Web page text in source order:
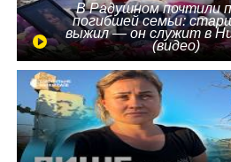
В Радушном почтили
погибшей семьи:
выжил — он служит в
(видео)